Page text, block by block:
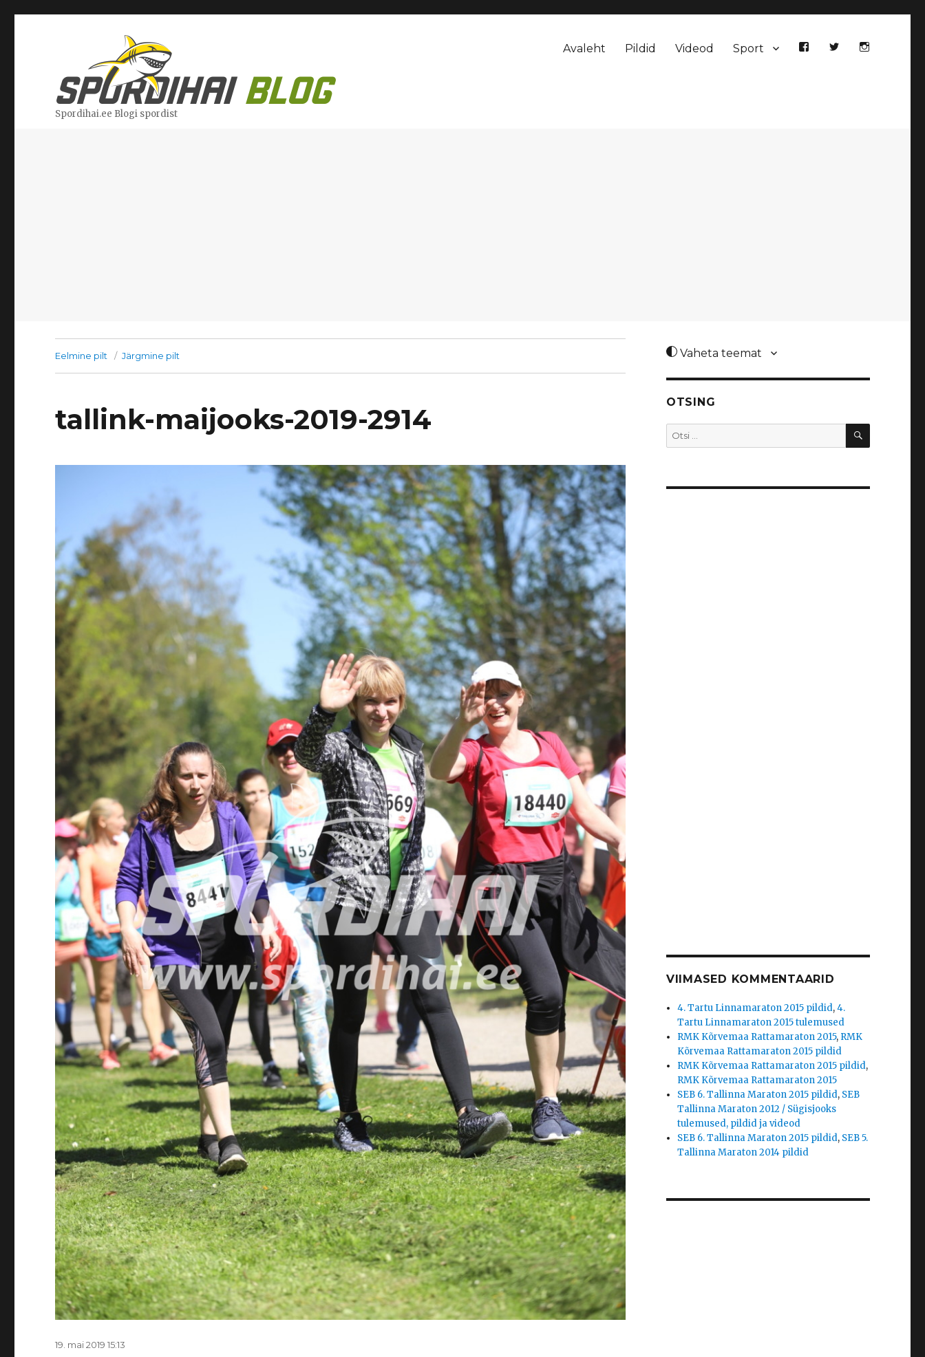
Spordihai.ee Blogi spordist
Avaleht Pildid Videod Sport
Eelmine pilt Järgmine pilt
tallink-maijooks-2019-2914
Postitatud
19. mai 2019 15:13
Vaheta teemat
OTSING
Otsi: OTSI
VIIMASED KOMMENTAARID
4. Tartu Linnamaraton 2015 pildid,4.
Tartu Linnamaraton 2015 tulemused
RMK Kõrvemaa Rattamaraton 2015, RMK
Kõrvemaa Rattamaraton 2015 pildid
RMK Kõrvemaa Rattamaraton 2015 pildid,
RMK Kõrvemaa Rattamaraton 2015
SEB 6. Tallinna Maraton 2015 pildid, SEB
Tallinna Maraton 2012 / Sügisjooks
tulemused, pildid ja videod
SEB 6. Tallinna Maraton 2015 pildid, SEB 5.
Tallinna Maraton 2014 pildid